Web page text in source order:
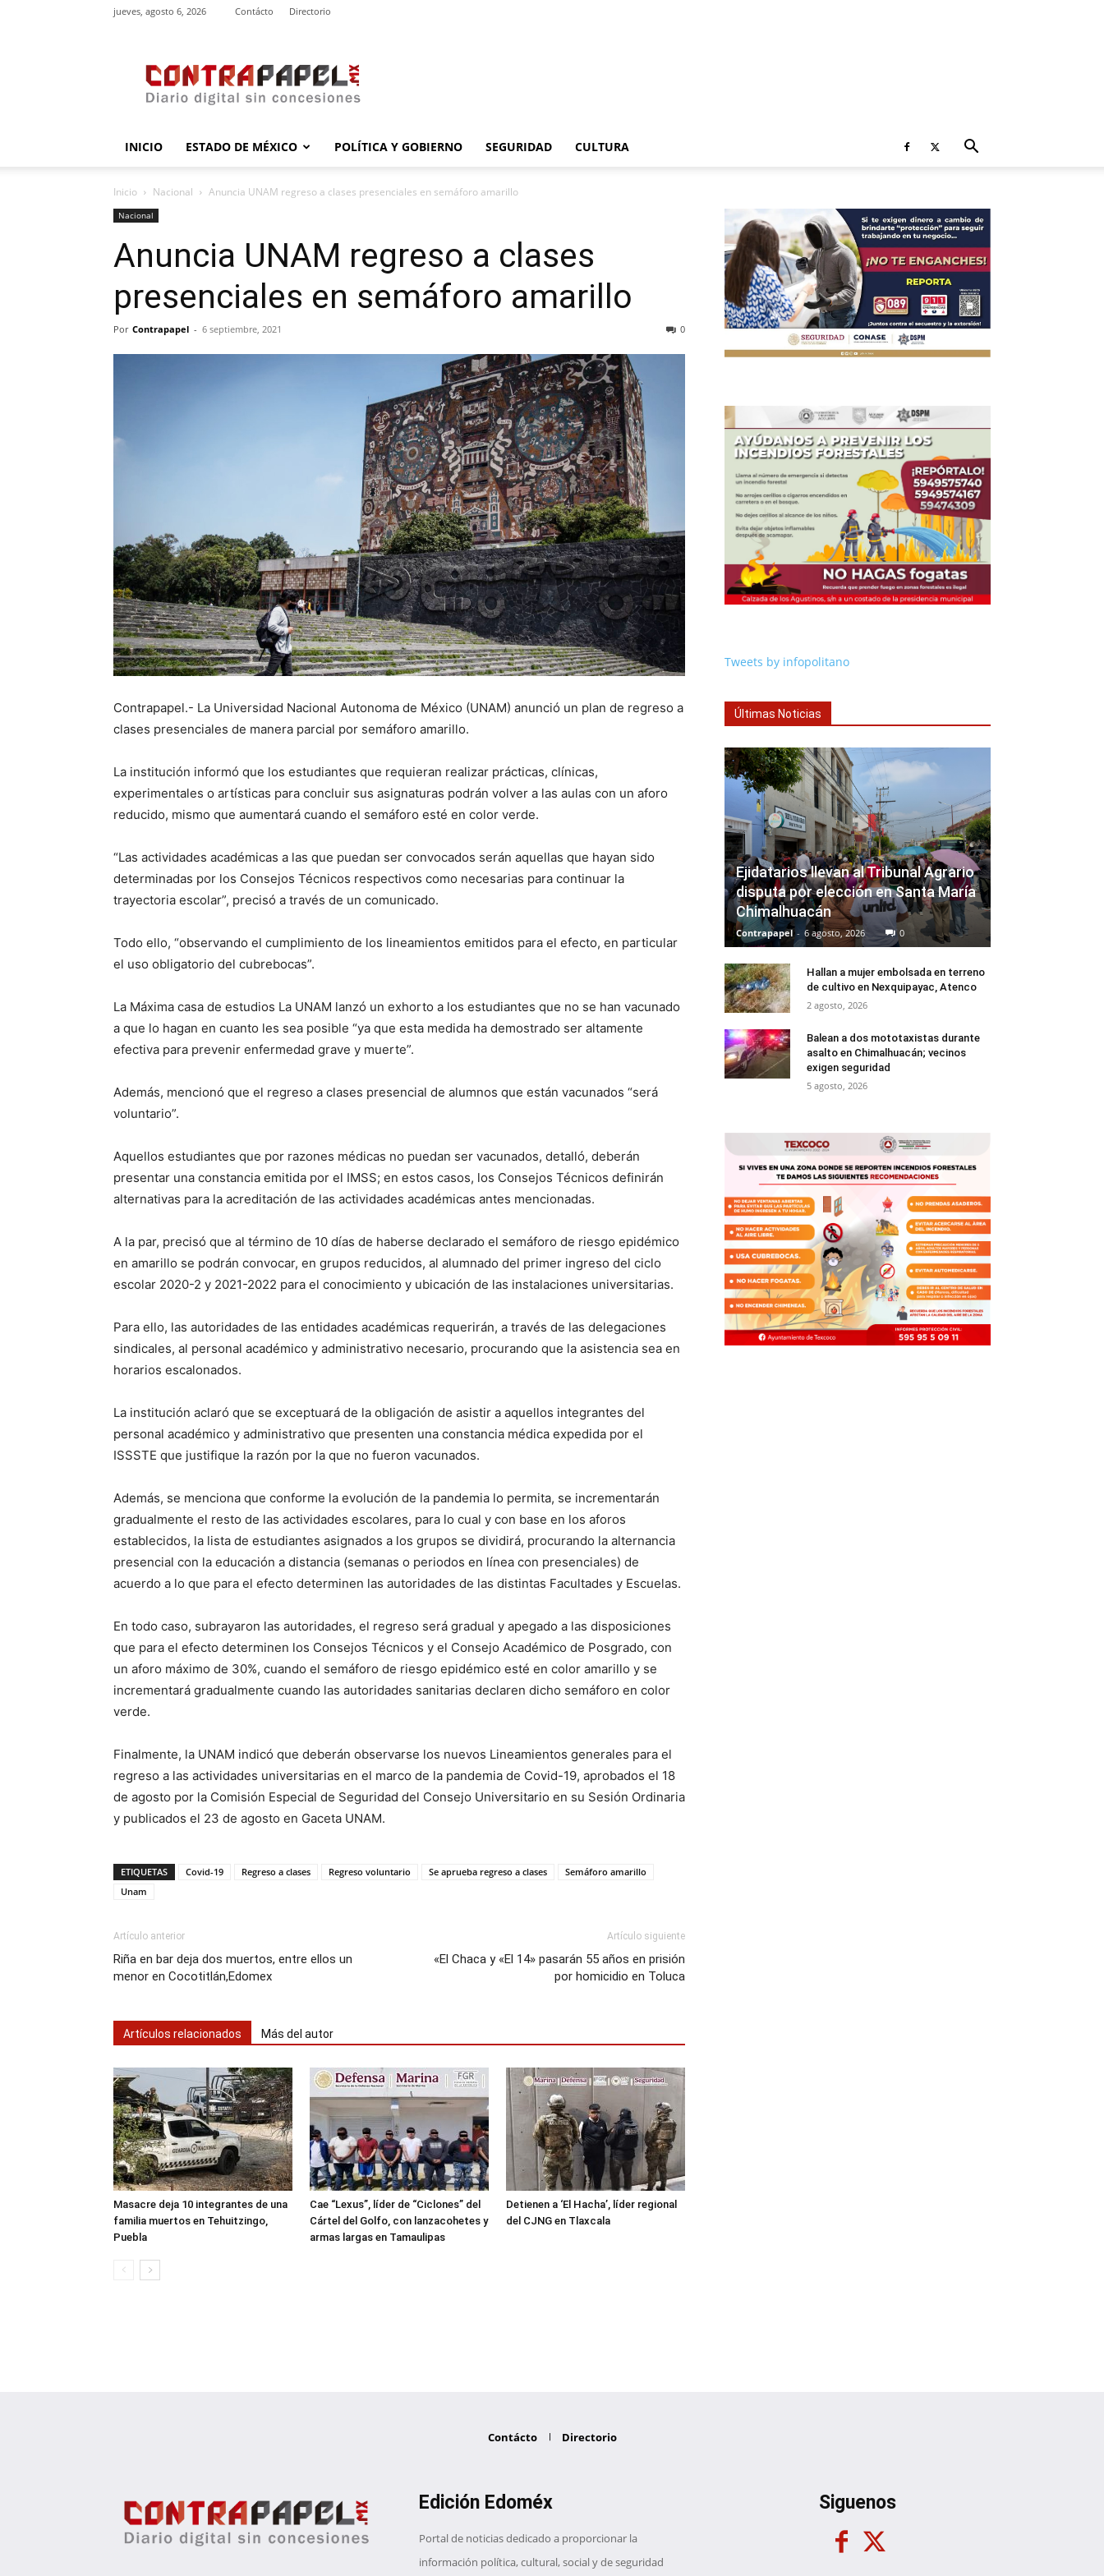
jueves, agosto 6, 2026 Contácto Directorio
INICIO ESTADO DE MÉXICO POLÍTICA Y GOBIERNO SEGURIDAD CULTURA
Inicio Nacional Anuncia UNAM regreso a clases presenciales en semáforo amarillo
Nacional
Anuncia UNAM regreso a clases
presenciales en semáforo amarillo
Por Contrapapel - 6 septiembre, 2021 0
Contrapapel.- La Universidad Nacional Autonoma de México (UNAM) anunció un plan de regreso a
clases presenciales de manera parcial por semáforo amarillo.
La institución informó que los estudiantes que requieran realizar prácticas, clínicas,
experimentales o artísticas para concluir sus asignaturas podrán volver a las aulas con un aforo
reducido, mismo que aumentará cuando el semáforo esté en color verde.
“Las actividades académicas a las que puedan ser convocados serán aquellas que hayan sido
determinadas por los Consejos Técnicos respectivos como necesarias para continuar la
trayectoria escolar”, precisó a través de un comunicado.
Todo ello, “observando el cumplimiento de los lineamientos emitidos para el efecto, en particular
el uso obligatorio del cubrebocas”.
La Máxima casa de estudios La UNAM lanzó un exhorto a los estudiantes que no se han vacunado
a que lo hagan en cuanto les sea posible “ya que esta medida ha demostrado ser altamente
efectiva para prevenir enfermedad grave y muerte”.
Además, mencionó que el regreso a clases presencial de alumnos que están vacunados “será
voluntario”.
Aquellos estudiantes que por razones médicas no puedan ser vacunados, detalló, deberán
presentar una constancia emitida por el IMSS; en estos casos, los Consejos Técnicos definirán
alternativas para la acreditación de las actividades académicas antes mencionadas.
A la par, precisó que al término de 10 días de haberse declarado el semáforo de riesgo epidémico
en amarillo se podrán convocar, en grupos reducidos, al alumnado del primer ingreso del ciclo
escolar 2020-2 y 2021-2022 para el conocimiento y ubicación de las instalaciones universitarias.
Para ello, las autoridades de las entidades académicas requerirán, a través de las delegaciones
sindicales, al personal académico y administrativo necesario, procurando que la asistencia sea en
horarios escalonados.
La institución aclaró que se exceptuará de la obligación de asistir a aquellos integrantes del
personal académico y administrativo que presenten una constancia médica expedida por el
ISSSTE que justifique la razón por la que no fueron vacunados.
Además, se menciona que conforme la evolución de la pandemia lo permita, se incrementarán
gradualmente el resto de las actividades escolares, para lo cual y con base en los aforos
establecidos, la lista de estudiantes asignados a los grupos se dividirá, procurando la alternancia
presencial con la educación a distancia (semanas o periodos en línea con presenciales) de
acuerdo a lo que para el efecto determinen las autoridades de las distintas Facultades y Escuelas.
En todo caso, subrayaron las autoridades, el regreso será gradual y apegado a las disposiciones
que para el efecto determinen los Consejos Técnicos y el Consejo Académico de Posgrado, con
un aforo máximo de 30%, cuando el semáforo de riesgo epidémico esté en color amarillo y se
incrementará gradualmente cuando las autoridades sanitarias declaren dicho semáforo en color
verde.
Finalmente, la UNAM indicó que deberán observarse los nuevos Lineamientos generales para el
regreso a las actividades universitarias en el marco de la pandemia de Covid-19, aprobados el 18
de agosto por la Comisión Especial de Seguridad del Consejo Universitario en su Sesión Ordinaria
y publicados el 23 de agosto en Gaceta UNAM.
ETIQUETAS Covid-19 Regreso a clases Regreso voluntario Se aprueba regreso a clases
Semáforo amarillo
Unam
Artículo anterior
Riña en bar deja dos muertos, entre ellos un
menor en Cocotitlán,Edomex
Artículo siguiente
«El Chaca y «El 14» pasarán 55 años en prisión
por homicidio en Toluca
Artículos relacionados Más del autor
Masacre deja 10 integrantes de una
familia muertos en Tehuitzingo,
Puebla
Cae “Lexus”, líder de “Ciclones” del
Cártel del Golfo, con lanzacohetes y
armas largas en Tamaulipas
Detienen a ‘El Hacha’, líder regional
del CJNG en Tlaxcala
Tweets by infopolitano
Últimas Noticias
Ejidatarios llevan al Tribunal Agrario
disputa por elección en Santa María
Chimalhuacán
Contrapapel - 6 agosto, 2026 0
Hallan a mujer embolsada en terreno
de cultivo en Nexquipayac, Atenco
2 agosto, 2026
Balean a dos mototaxistas durante
asalto en Chimalhuacán; vecinos
exigen seguridad
5 agosto, 2026
Contácto Directorio
Edición Edoméx
Portal de noticias dedicado a proporcionar la
información política, cultural, social y de seguridad
Siguenos